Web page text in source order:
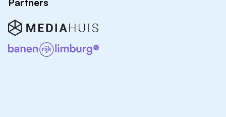
Partners